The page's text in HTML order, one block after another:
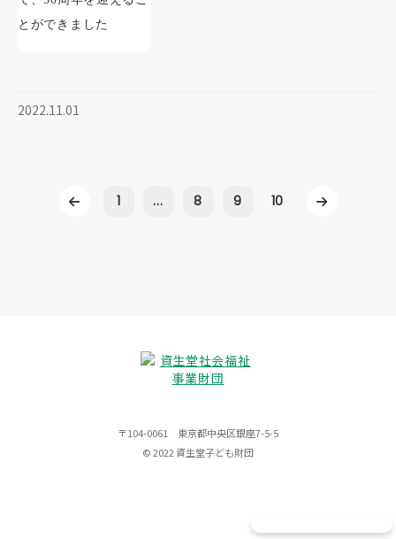
2022.11.01
1 ... 8 9 10
〒104-0061 東京都中央区銀座7-5-5
© 2022 資生堂子ども財団